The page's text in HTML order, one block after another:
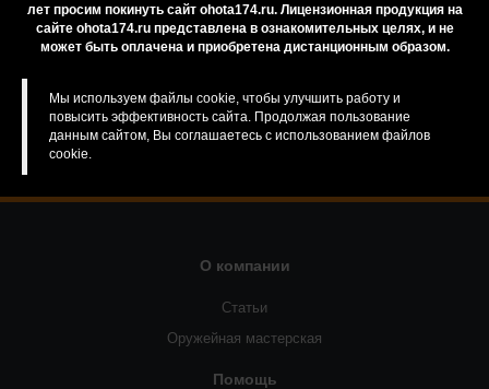
лет просим покинуть сайт ohota174.ru. Лицензионная продукция на
сайте ohota174.ru представлена в ознакомительных целях, и не
может быть оплачена и приобретена дистанционным образом.
Мы используем файлы cookie, чтобы улучшить работу и
повысить эффективность сайта. Продолжая пользование
данным сайтом, Вы соглашаетесь с использованием файлов
cookie.
Если у Вас есть сомнения или вопросы, Вы
всегда можете обратиться за консультацией к
О компании
Статьи
Оружейная мастерская
Помощь